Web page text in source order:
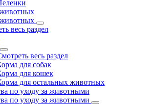
весь раздел
весь раздел
для собак
для кошек
для остальных животных
по уходу за животными
по уходу за животными